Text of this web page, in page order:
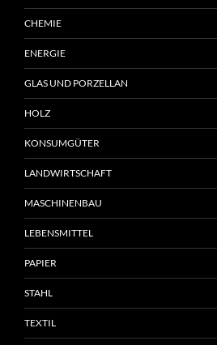
CHEMIE
ENERGIE
GLAS UND PORZELLAN
HOLZ
KONSUMGÜTER
LANDWIRTSCHAFT
MASCHINENBAU
LEBENSMITTEL
PAPIER
STAHL
TEXTIL